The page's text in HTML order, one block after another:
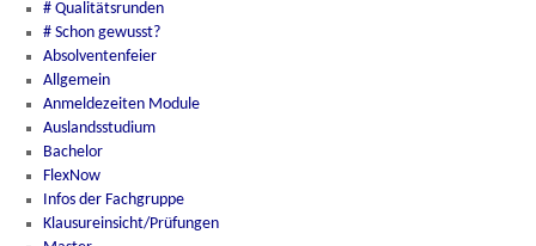
# Qualitätsrunden
# Schon gewusst?
Absolventenfeier
Allgemein
Anmeldezeiten Module
Auslandsstudium
Bachelor
FlexNow
Infos der Fachgruppe
Klausureinsicht/Prüfungen